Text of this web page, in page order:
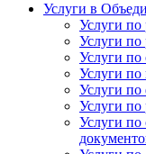
Услуги в
Услуги
Услуги
Услуги
Услуги
Услуги по
Услуги
Услуги